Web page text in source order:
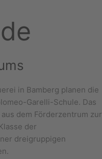
in Bamberg planen die
Garelli-Schule. Das
dem Förderzentrum zur
der
dreigruppigen